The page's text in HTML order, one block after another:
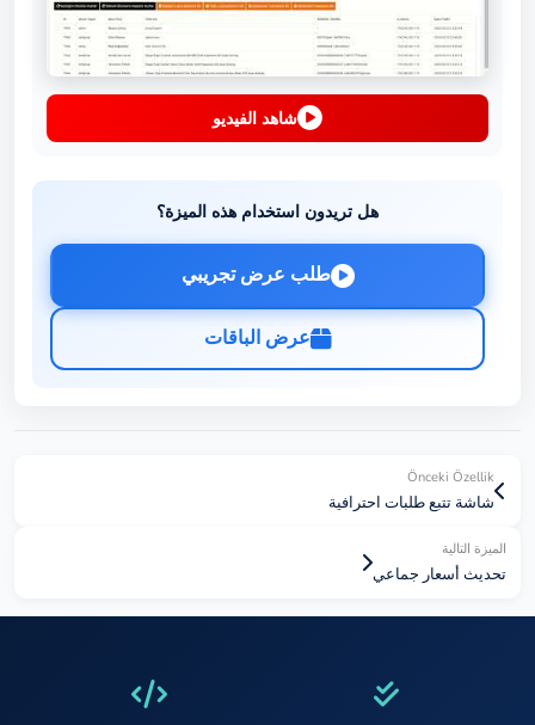
شاهد الفيديو
هل تريدون استخدام هذه الميزة؟
طلب عرض تجريبي
عرض الباقات
Önceki Özellik
شاشة تتبع طلبات احترافية
الميزة التالية
تحديث أسعار جماعي